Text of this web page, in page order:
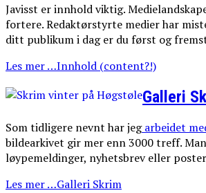
Javisst er innhold viktig.
fortere. Redaktørstyrte medier har
ditt publikum i dag er du først og
Les mer …Innhold (content?!)
Galleri
Som tidligere nevnt har jegarbeidet
bildearkivet gir mer enn 3000 treff.
løypemeldinger, nyhetsbrev eller poster
Les mer …Galleri Skrim